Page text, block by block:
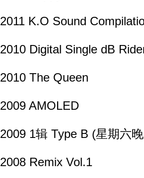
2011 K.O Sound
2010 Digital Single dB
2010 The Queen
2009 AMOLED
2009 1辑 Type B (星期六
2008 Remix Vol.1